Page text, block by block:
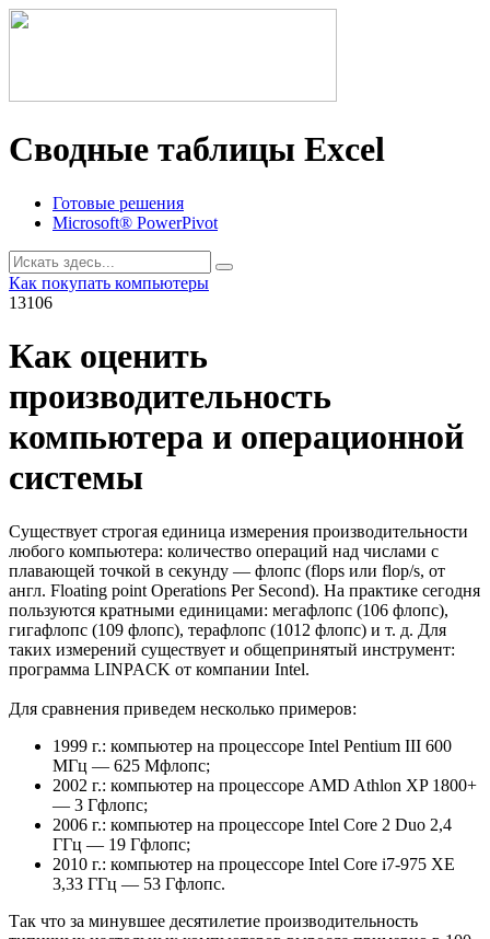
Сводные таблицы Excel
Готовые решения
Microsoft® PowerPivot
Как покупать компьютеры
13106
Как оценить
производительность
компьютера и операционной
системы
Существует строгая единица измерения производительности
любого компьютера: количество операций над числами с
плавающей точкой в секунду — флопс (flops или flop/s, от
англ. Floating point Operations Per Second). На практике сегодня
пользуются кратными единицами: мегафлопс (106 флопс),
гигафлопс (109 флопс), терафлопс (1012 флопс) и т. д. Для
таких измерений существует и общепринятый инструмент:
программа LINPACK от компании Intel.
Для сравнения приведем несколько примеров:
1999 г.: компьютер на процессоре Intel Pentium III 600
МГц — 625 Мфлопс;
2002 г.: компьютер на процессоре AMD Athlon XP 1800+
— 3 Гфлопс;
2006 г.: компьютер на процессоре Intel Core 2 Duo 2,4
ГГц — 19 Гфлопс;
2010 г.: компьютер на процессоре Intel Core i7-975 XE
3,33 ГГц — 53 Гфлопс.
Так что за минувшее десятилетие производительность